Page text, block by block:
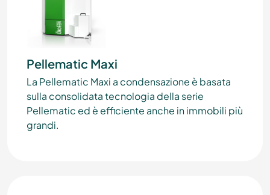
Pellematic Maxi
La Pellematic Maxi a condensazione è basata
sulla consolidata tecnologia della serie
Pellematic ed è efficiente anche in immobili più
grandi.